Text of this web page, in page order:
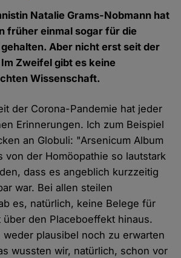
Natalie Grams-Nobmann hat
früher einmal sogar für die
Aber nicht erst seit der
Zweifel gibt es keine
Wissenschaft.
der Corona-Pandemie hat jeder
Erinnerungen. Ich zum Beispiel
an Globuli: "Arsenicum Album
von der Homöopathie so lautstark
dass es angeblich kurzzeitig
war. Bei allen steilen
es, natürlich, keine Belege für
über den Placeboeffekt hinaus.
weder plausibel noch zu erwarten
wussten wir, natürlich, schon vor